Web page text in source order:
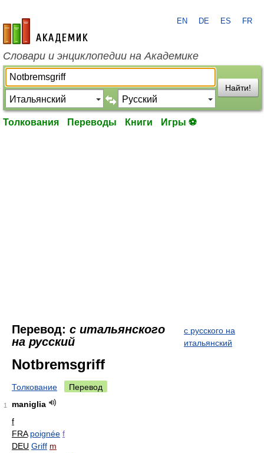
academic.ru
EN DE ES FR
Словари и энциклопедии на Академике
Найти!
Толкования Переводы Книги Игры ⚽
Перевод: с итальянского
на русский
с русского на
итальянский
Notbremsgriff
Толкование Перевод
1
maniglia
f
FRA poignée f
DEU Griff m